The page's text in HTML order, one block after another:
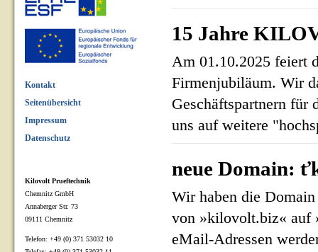
15 Jahre
Am 01.10.2025 feiert
Firmenjubiläum. Wir
Geschäftspartnern für
uns auf weitere
neue Domain:
Wir haben die
von »kilovolt.biz« auf
eMail-Adressen
Kontakt
Seitenübersicht
Impressum
Datenschutz
Kilovolt Prueftechnik
Chemnitz GmbH
Annaberger Str. 73
09111 Chemnitz
Telefon: +49 (0) 371 53032 10